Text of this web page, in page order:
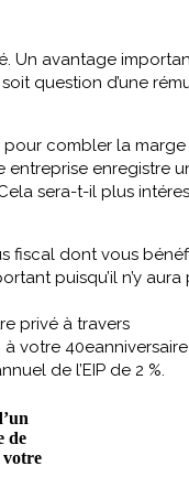
avantage important
question d’une
pour combler la
enregistre
sera-t-il plus
fiscal dont vous
puisqu’il n’y aura
privé à travers
votre
de l’EIP de 2 %.
de
votre